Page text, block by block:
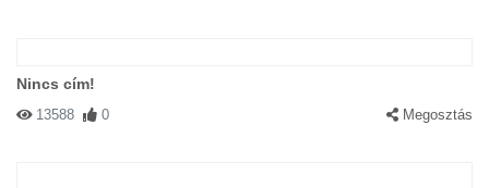
Nincs cím!
13588 0 Megosztás